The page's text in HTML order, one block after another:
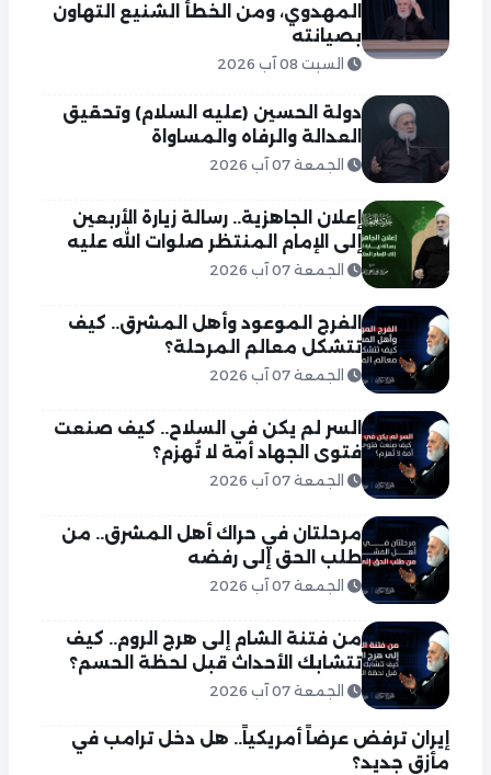
المهدوي، ومن الخطأ الشنيع التهاون
بصيانته
السبت 08 آب 2026
دولة الحسين (عليه السلام) وتحقيق
العدالة والرفاه والمساواة
الجمعة 07 آب 2026
إعلان الجاهزية.. رسالة زيارة الأربعين
إلى الإمام المنتظر صلوات الله عليه
الجمعة 07 آب 2026
الفرج الموعود وأهل المشرق.. كيف
تتشكل معالم المرحلة؟
الجمعة 07 آب 2026
السر لم يكن في السلاح.. كيف صنعت
فتوى الجهاد أمة لا تُهزم؟
الجمعة 07 آب 2026
مرحلتان في حراك أهل المشرق.. من
طلب الحق إلى رفضه
الجمعة 07 آب 2026
من فتنة الشام إلى هرج الروم.. كيف
تتشابك الأحداث قبل لحظة الحسم؟
الجمعة 07 آب 2026
إيران ترفض عرضاً أمريكياً.. هل دخل ترامب في
مأزق جديد؟